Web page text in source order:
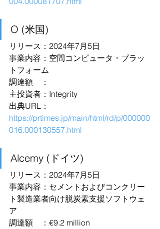
O (米国)
リリース：2024年7月5日
事業内容：空間コンピュータ・プラッ
トフォーム
調達額　：
主投資者：Integrity
出典URL：
https://prtimes.jp/main/html/rd/p/000000
016.000130557.html
Alcemy (ドイツ)
リリース：2024年7月5日
事業内容：セメントおよびコンクリー
ト製造業者向け脱炭素支援ソフトウェ
ア
調達額　：€9.2 million